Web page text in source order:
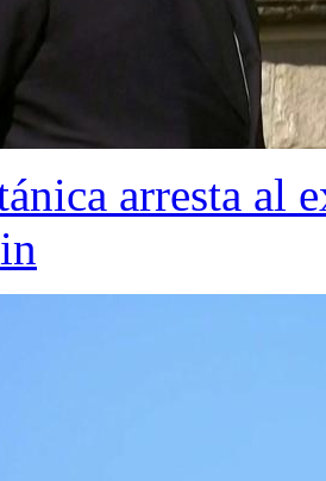
arresta al